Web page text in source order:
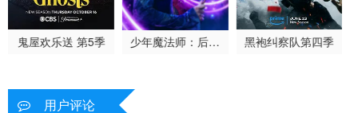
鬼屋欢乐送 第5季
少年魔法师：后继
黑袍纠察队第四季
用户评论